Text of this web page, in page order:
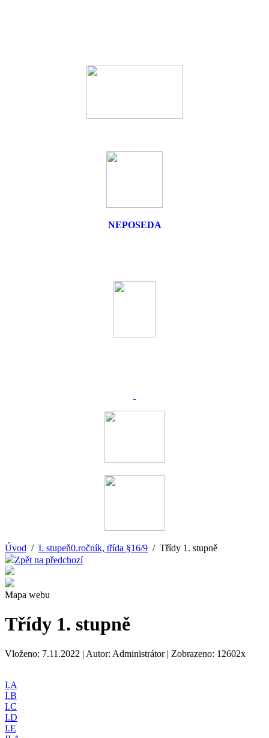
NEPOSEDA
Úvod / I. stupeň0.ročník, třída §16/9 / Třídy 1. stupně
Zpět na předchozí
Mapa webu
Třídy 1. stupně
Vloženo: 7.11.2022 | Autor: Administrátor | Zobrazeno: 12602x
I.A
I.B
I.C
I.D
I.E